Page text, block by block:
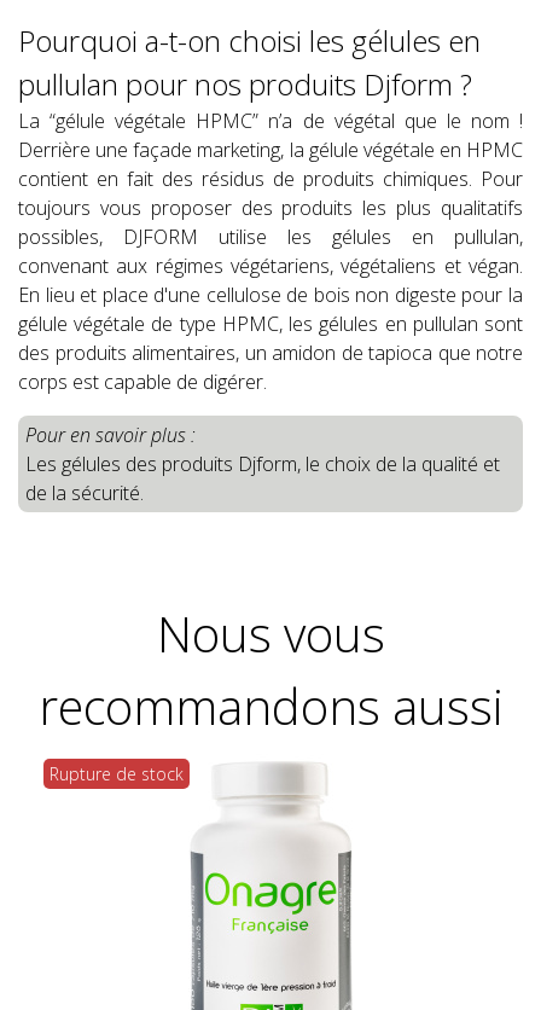
Pourquoi a-t-on choisi les gélules en
pullulan pour nos produits Djform ?
La “gélule végétale HPMC” n’a de végétal que le nom !
Derrière une façade marketing, la gélule végétale en HPMC
contient en fait des résidus de produits chimiques. Pour
toujours vous proposer des produits les plus qualitatifs
possibles, DJFORM utilise les gélules en pullulan,
convenant aux régimes végétariens, végétaliens et végan.
En lieu et place d'une cellulose de bois non digeste pour la
gélule végétale de type HPMC, les gélules en pullulan sont
des produits alimentaires, un amidon de tapioca que notre
corps est capable de digérer.
Pour en savoir plus :
Les gélules des produits Djform, le choix de la qualité et
de la sécurité.
Nous vous
recommandons aussi
Rupture de stock